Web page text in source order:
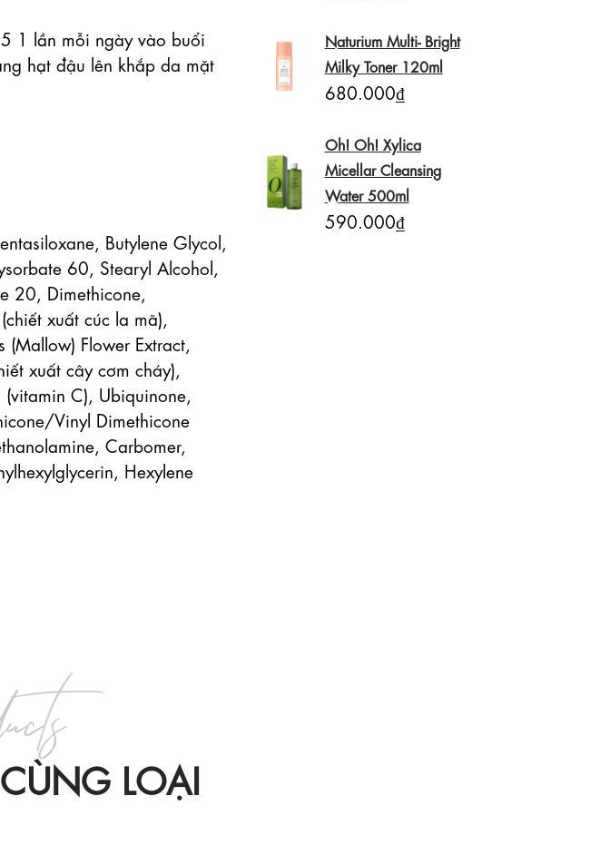
1 lần mỗi ngày vào buổi
hạt đậu lên khắp da mặt
Butylene Glycol,
60, Stearyl Alcohol,
20, Dimethicone,
xuất cúc la mã),
Flower Extract,
xuất cây cơm cháy),
C), Ubiquinone,
Vinyl Dimethicone
Carbomer,
Hexylene
Naturium Multi- Bright
Milky Toner 120ml
680.000₫
Oh! Oh! Xylica
Micellar Cleansing
Water 500ml
590.000₫
LOẠI